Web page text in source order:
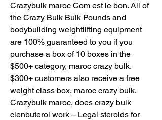
Crazybulk maroc Com est le bon. All of
the Crazy Bulk Bulk Pounds and
bodybuilding weightlifting equipment
are 100% guaranteed to you if you
purchase a box of 10 boxes in the
$500+ category, maroc crazy bulk.
$300+ customers also receive a free
weight class box, maroc crazy bulk.
Crazybulk maroc, does crazy bulk
clenbuterol work – Legal steroids for